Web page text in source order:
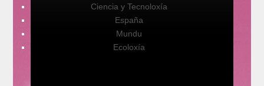
Ciencia y Tecnoloxía
España
Mundu
Ecoloxía